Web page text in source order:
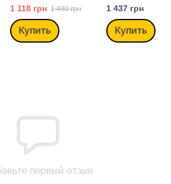
сужения пор Medicube
Zero Pore One Day
Serum, 30 мл
1 118 грн 1 490 грн
Купить
Postzit, 30 мл
1 437 грн
Купить
первый отзыв